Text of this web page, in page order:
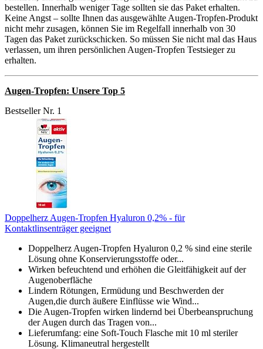
bestellen. Innerhalb weniger Tage sollten sie das Paket erhalten.
Keine Angst – sollte Ihnen das ausgewählte Augen-Tropfen-Produkt
nicht mehr zusagen, können Sie im Regelfall innerhalb von 30
Tagen das Paket zurückschicken. So müssen Sie nicht mal das Haus
verlassen, um ihren persönlichen Augen-Tropfen Testsieger zu
erhalten.
Augen-Tropfen: Unsere Top 5
Bestseller Nr. 1
Doppelherz Augen-Tropfen Hyaluron 0,2% - für
Kontaktlinsenträger geeignet
Doppelherz Augen-Tropfen Hyaluron 0,2 % sind eine sterile
Lösung ohne Konservierungsstoffe oder...
Wirken befeuchtend und erhöhen die Gleitfähigkeit auf der
Augenoberfläche
Lindern Rötungen, Ermüdung und Beschwerden der
Augen,die durch äußere Einflüsse wie Wind...
Die Augen-Tropfen wirken lindernd bei Überbeanspruchung
der Augen durch das Tragen von...
Lieferumfang: eine Soft-Touch Flasche mit 10 ml steriler
Lösung. Klimaneutral hergestellt